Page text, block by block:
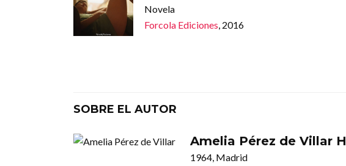
Novela
Forcola Ediciones , 2016
SOBRE EL AUTOR
Amelia Pérez de Villar
1964, Madrid